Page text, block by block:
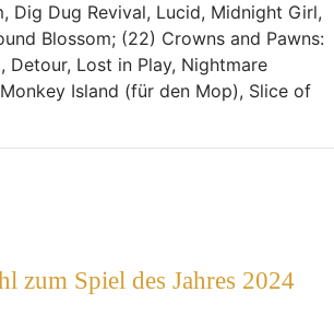
Dig Dug Revival, Lucid, Midnight Girl,
Blossom; (22) Crowns and Pawns:
Detour, Lost in Play, Nightmare
Island (für den Mop), Slice of
zum Spiel des Jahres 2024